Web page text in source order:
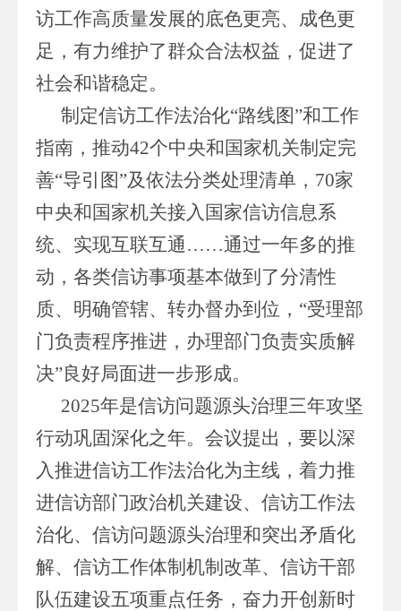
访工作高质量发展的底色更亮、成色更
足，有力维护了群众合法权益，促进了
社会和谐稳定。
制定信访工作法治化“路线图”和工作
指南，推动42个中央和国家机关制定完
善“导引图”及依法分类处理清单，70家
中央和国家机关接入国家信访信息系
统、实现互联互通……通过一年多的推
动，各类信访事项基本做到了分清性
质、明确管辖、转办督办到位，“受理部
门负责程序推进，办理部门负责实质解
决”良好局面进一步形成。
2025年是信访问题源头治理三年攻坚
行动巩固深化之年。会议提出，要以深
入推进信访工作法治化为主线，着力推
进信访部门政治机关建设、信访工作法
治化、信访问题源头治理和突出矛盾化
解、信访工作体制机制改革、信访干部
队伍建设五项重点任务，奋力开创新时